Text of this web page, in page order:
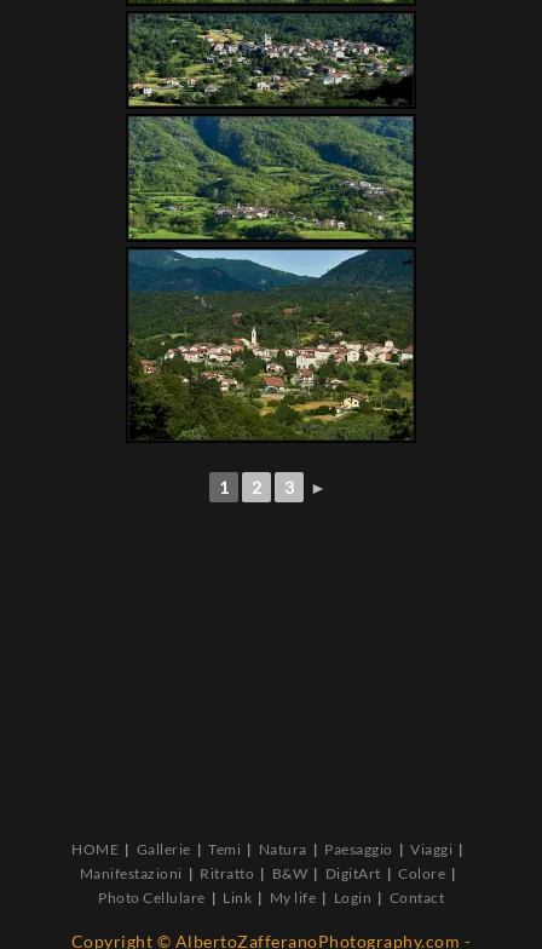
1 2 3 ►
HOME Gallerie Temi Natura Paesaggio
Viaggi
Manifestazioni
Ritratto B&W DigitArt
Colore
Photo Cellulare
Link My life Login Contact
Copyright © AlbertoZafferanoPhotography.com -